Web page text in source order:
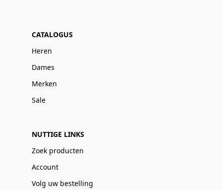
CATALOGUS
Heren
Dames
Merken
Sale
NUTTIGE LINKS
Zoek producten
Account
Volg uw bestelling